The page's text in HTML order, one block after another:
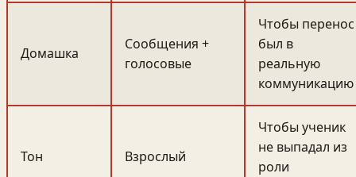
Домашка
Сообщения +
голосовые
Чтобы перенос
был в
реальную
коммуникацию
Тон Взрослый
Чтобы ученик
не выпадал из
роли